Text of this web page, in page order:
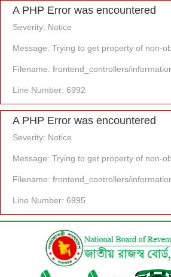
A PHP Error was encountered
Severity: Notice
Message: Trying to get property of non-
Filename: frontend_controllers/
Line Number: 6992
A PHP Error was encountered
Severity: Notice
Message: Trying to get property of non-
Filename: frontend_controllers/
Line Number: 6995